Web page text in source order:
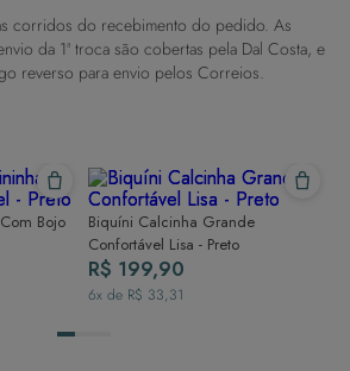
que possível, lave separado de outras peças.
água fria e sabão neutro, evitando máquina
de molho nem guarde úmido. Seque à
as peças antes do primeiro uso e siga as
as cores radiantes.
corridos do recebimento do pedido. As
da 1ª troca são cobertas pela Dal Costa, e
reverso para envio pelos Correios.
Bojo
Biquíni Calcinha Grande
Confortável Lisa - Preto
R$ 199,90
6x de R$ 33,31